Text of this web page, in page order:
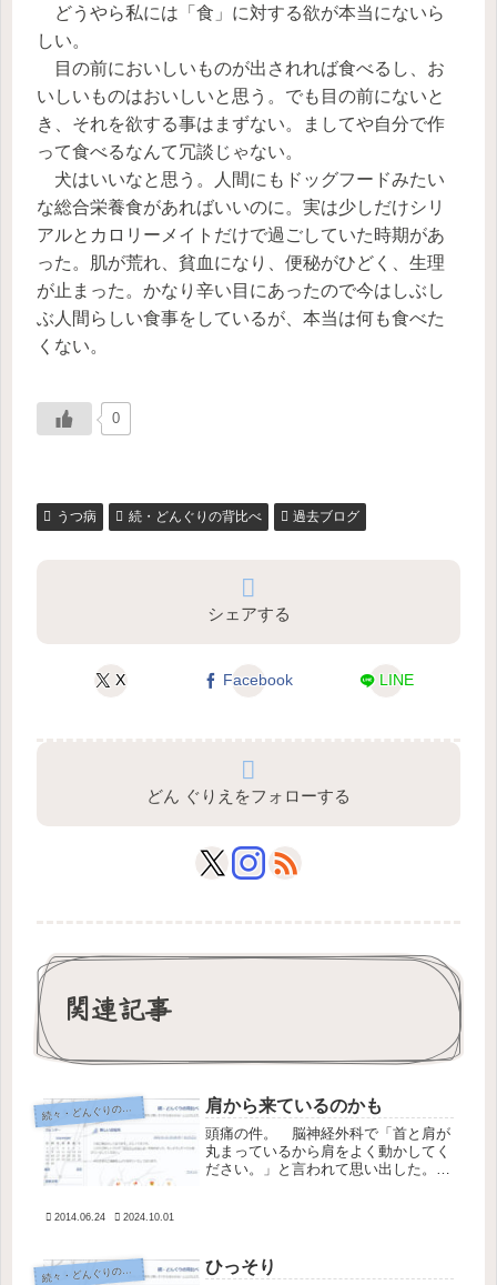
どうやら私には「食」に対する欲が本当にないら
しい。
目の前においしいものが出されれば食べるし、お
いしいものはおいしいと思う。でも目の前にないと
き、それを欲する事はまずない。ましてや自分で作
って食べるなんて冗談じゃない。
犬はいいなと思う。人間にもドッグフードみたい
な総合栄養食があればいいのに。実は少しだけシリ
アルとカロリーメイトだけで過ごしていた時期があ
った。肌が荒れ、貧血になり、便秘がひどく、生理
が止まった。かなり辛い目にあったので今はしぶし
ぶ人間らしい食事をしているが、本当は何も食べた
くない。
0
うつ病 続・どんぐりの背比べ 過去ブログ
シェアする
X Facebook LINE
どん ぐりえをフォローする
関連記事
続
々・どんぐりの背比べ 肩から来ているのかも
頭痛の件。 脳神経外科で「首と肩が
丸まっているから肩をよく動かしてく
ださい。」と言われて思い出した。何
た。...
2014.06.24 2024.10.01
続
々・どんぐりの背比べ ひっそり